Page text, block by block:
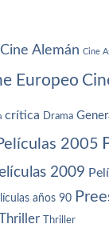
Cine Alemán Cine
Europeo
crítica Drama
2005
2009
años 90
Thriller